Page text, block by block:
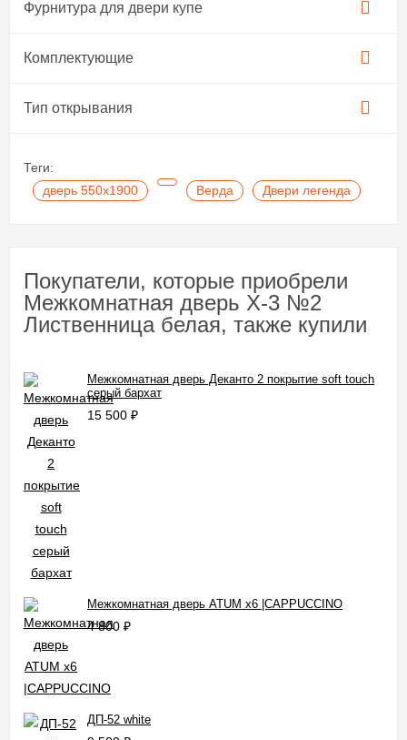
Фурнитура для двери купе​
Комплектующие
Тип открывания
Теги:
дверь 550х1900
Верда Двери легенда
Покупатели, которые приобрели
Межкомнатная дверь X-3 №2
Лиственница белая, также купили
Межкомнатная дверь Деканто 2 покрытие soft touch
серый бархат
15 500 ₽
Межкомнатная дверь ATUM x6 |CAPPUCCINO
4 800 ₽
ДП-52 white